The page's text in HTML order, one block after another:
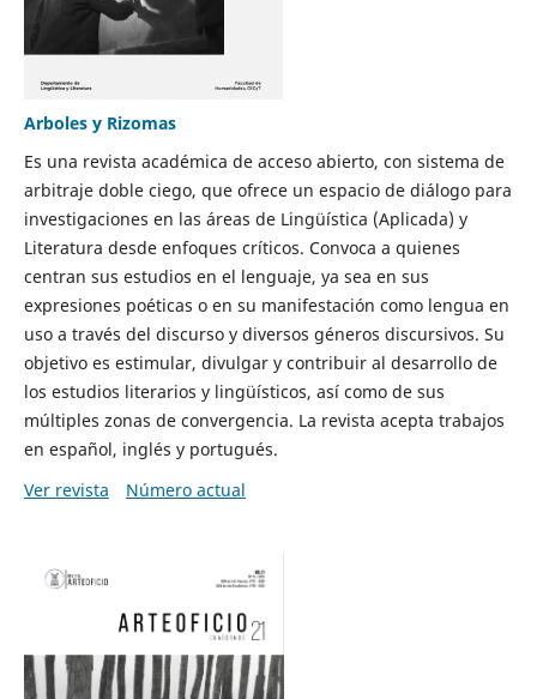
Arboles y Rizomas
Es una revista académica de acceso abierto, con sistema de
arbitraje doble ciego, que ofrece un espacio de diálogo para
investigaciones en las áreas de Lingüística (Aplicada) y
Literatura desde enfoques críticos. Convoca a quienes
centran sus estudios en el lenguaje, ya sea en sus
expresiones poéticas o en su manifestación como lengua en
uso a través del discurso y diversos géneros discursivos. Su
objetivo es estimular, divulgar y contribuir al desarrollo de
los estudios literarios y lingüísticos, así como de sus
múltiples zonas de convergencia. La revista acepta trabajos
en español, inglés y portugués.
Ver revista
Número actual